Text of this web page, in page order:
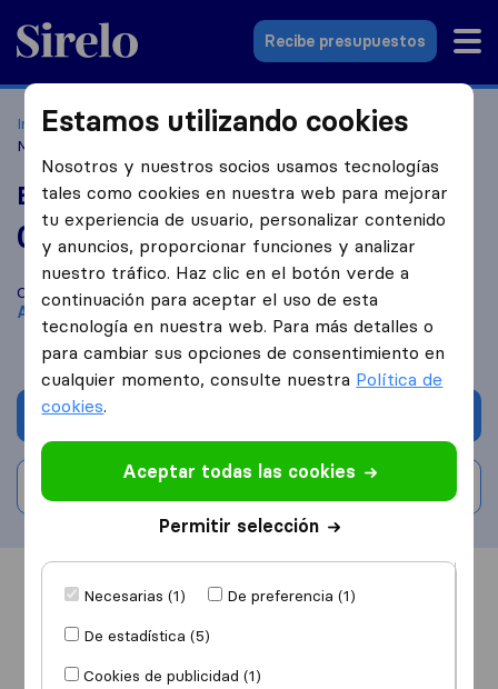
Sirelo.es
Recibe presupuestos
Inicio Empresas de mudanzas Arroyomolinos
ByME
Moving
ByME Moving
0,0 basado en0
reseñas de Sirelo y Google
i
Compara ByME Moving con otrasempresas de mudanzas
Arroyomolinos
Escribe una valoración
Información Valoraciones
Estamos utilizando cookies
Nosotros y nuestros socios usamos tecnologías
tales como cookies en nuestra web para mejorar
tu experiencia de usuario, personalizar contenido
y anuncios, proporcionar funciones y analizar
nuestro tráfico. Haz clic en el botón verde a
continuación para aceptar el uso de esta
tecnología en nuestra web. Para más detalles o
para cambiar sus opciones de consentimiento en
cualquier momento, consulte nuestra Política de
cookies.
Aceptar todas las cookies
Permitir selección
Necesarias (1)
De preferencia (1)
De estadística (5)
Cookies de publicidad (1)